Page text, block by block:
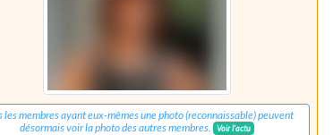
les membres ayant eux-mêmes une photo (reconnaissable) peuvent
désormais voir la photo des autres membres.
Voir l'actu